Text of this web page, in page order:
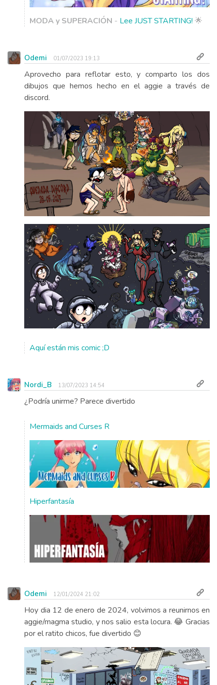
MODA y SUPERACIÓN - Lee JUST STARTING! 🌟
Odemi 01/07/2023 19:13
Aprovecho para reflotar esto, y comparto los dos
dibujos que hemos hecho en el aggie a través de
discord.
Aquí están mis comic ;D
Nordi_B 13/07/2023 14:54
¿Podría unirme? Parece divertido
Mermaids and Curses R
Hiperfantasía
Odemi 12/01/2024 21:02
Hoy dia 12 de enero de 2024, volvimos a reunirnos en
aggie/magma studio, y nos salio esta locura. 😂 Gracias
por el ratito chicos, fue divertido 😊